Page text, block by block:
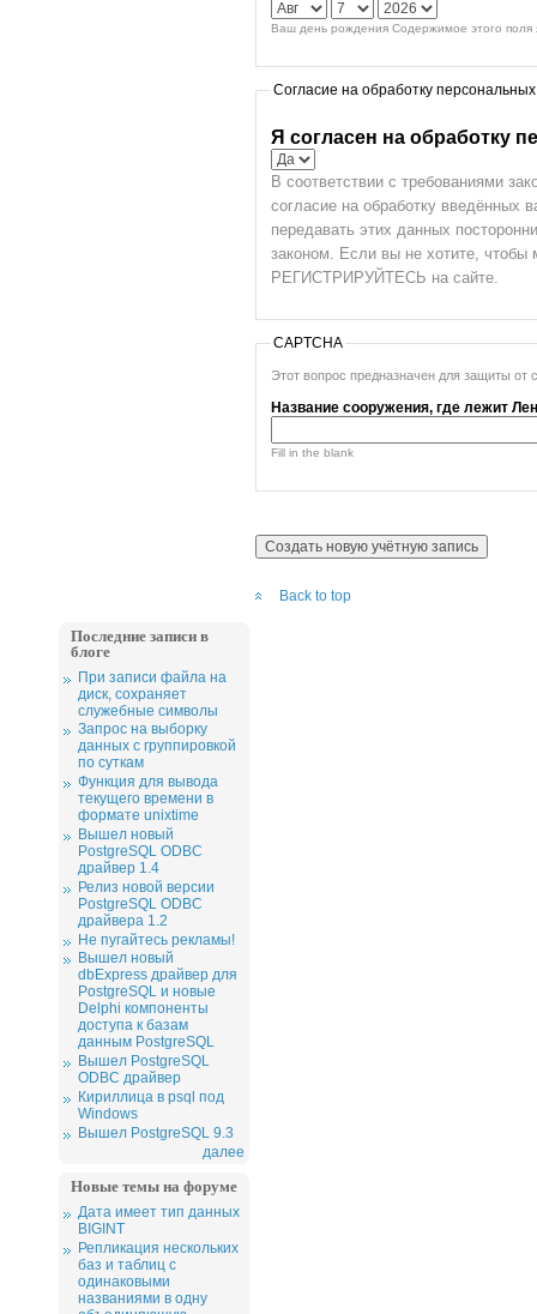
Ваш день рождения Содержимое этого поля
Согласие на обработку
Я согласен на обработку
В соответствии с требованиями
согласие на обработку
передавать этих данных
законом. Если вы не хотите,
РЕГИСТРИРУЙТЕСЬ на сайте.
CAPTCHA
Этот вопрос предназначен для защиты от
Название сооружения, где лежит
Fill in the blank
Back to top
Последние записи в
блоге
При записи файла на
диск, сохраняет
служебные символы
Запрос на выборку
данных с группировкой
по суткам
Функция для вывода
текущего времени в
формате unixtime
Вышел новый
PostgreSQL ODBC
драйвер 1.4
Релиз новой версии
PostgreSQL ODBC
драйвера 1.2
Не пугайтесь рекламы!
Вышел новый
dbExpress драйвер для
PostgreSQL и новые
Delphi компоненты
доступа к базам
данным PostgreSQL
Вышел PostgreSQL
ODBC драйвер
Кириллица в psql под
Windows
Вышел PostgreSQL 9.3
далее
Новые темы на форуме
Дата имеет тип данных
BIGINT
Репликация нескольких
баз и таблиц с
одинаковыми
названиями в одну